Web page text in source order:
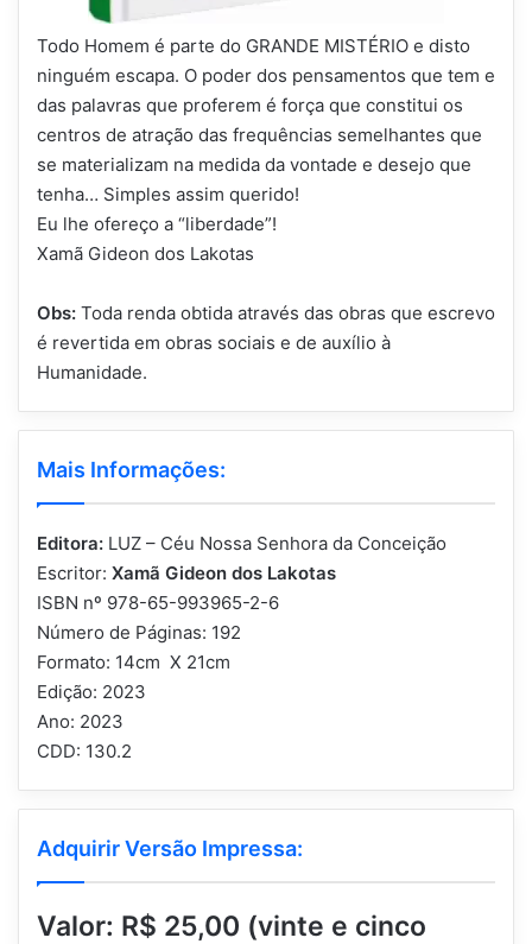
Todo Homem é parte do GRANDE MISTÉRIO e disto
ninguém escapa. O poder dos pensamentos que tem e
das palavras que proferem é força que constitui os
centros de atração das frequências semelhantes que
se materializam na medida da vontade e desejo que
tenha… Simples assim querido!
Eu lhe ofereço a “liberdade”!
Xamã Gideon dos Lakotas
Obs: Toda renda obtida através das obras que escrevo
é revertida em obras sociais e de auxílio à
Humanidade.
Mais Informações:
Editora: LUZ – Céu Nossa Senhora da Conceição
Escritor: Xamã Gideon dos Lakotas
ISBN nº 978-65-993965-2-6
Número de Páginas: 192
Formato: 14cm X 21cm
Edição: 2023
Ano: 2023
CDD: 130.2
Adquirir Versão Impressa:
Valor: R$ 25,00 (vinte e cinco